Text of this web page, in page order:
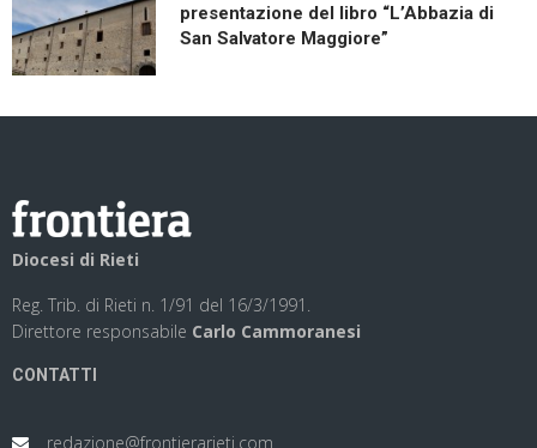
presentazione del libro “L’Abbazia di
San Salvatore Maggiore”
Diocesi di Rieti
Reg. Trib. di Rieti n. 1/91 del 16/3/1991.
Direttore responsabile Carlo Cammoranesi
CONTATTI
redazione@frontierarieti.com